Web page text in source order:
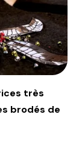
très
brodés de